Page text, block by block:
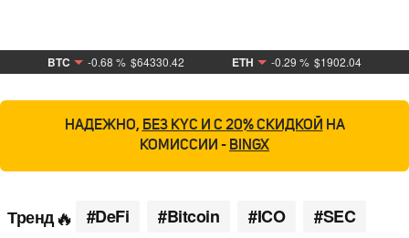
BTC -0.68 % $64330.42 ETH -0.29 % $1902.04
НАДЕЖНО, БЕЗ KYC И С 20% СКИДКОЙ НА
КОМИССИИ - BINGX
Тренд #DeFi #Bitcoin #ICO #SEC